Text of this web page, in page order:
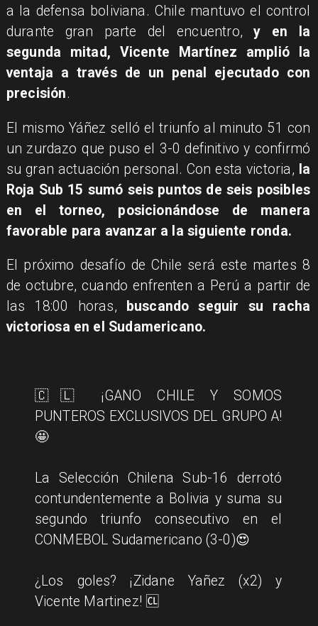
a la defensa boliviana. Chile mantuvo el control
durante gran parte del encuentro,y en la
segunda mitad, Vicente Martínez amplió la
ventaja a través de un penal ejecutado con
precisión.
El mismo Yáñez selló el triunfo al minuto 51 con
un zurdazo que puso el 3-0 definitivo y confirmó
su gran actuación personal. Con esta victoria, la
Roja Sub 15 sumó seis puntos de seis posibles
en el torneo, posicionándose de manera
favorable para avanzar a la siguiente ronda.
El próximo desafío de Chile será este martes 8
de octubre, cuando enfrenten a Perú a partir de
las 18:00 horas, buscando seguir su racha
victoriosa en el Sudamericano.
🇨🇱 ¡GANO CHILE Y SOMOS
PUNTEROS EXCLUSIVOS DEL GRUPO A!
🤩
La Selección Chilena Sub-16 derrotó
contundentemente a Bolivia y suma su
segundo triunfo consecutivo en el
CONMEBOL Sudamericano (3-0)😍
¿Los goles? ¡Zidane Yañez (x2) y
Vicente Martinez! 🆑